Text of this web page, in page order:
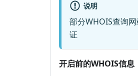
说明
部分WHOIS查询
证
开启前的WHOIS信息